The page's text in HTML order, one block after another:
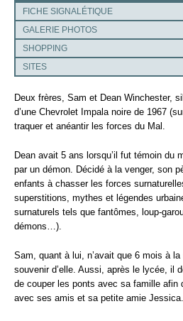
FICHE SIGNALÉTIQUE
GALERIE PHOTOS
SHOPPING
SITES
Deux frères, Sam et Dean Winchester,
d’une Chevrolet Impala noire de 1967
traquer et anéantir les forces du Mal.
Dean avait 5 ans lorsqu’il fut témoin du
par un démon. Décidé à la venger, son
enfants à chasser les forces
superstitions, mythes et légendes
surnaturels tels que fantômes, loup-
démons…).
Sam, quant à lui, n’avait que 6 mois à
souvenir d’elle. Aussi, après le lycée, il
de couper les ponts avec sa famille afin
avec ses amis et sa petite amie Jessica.